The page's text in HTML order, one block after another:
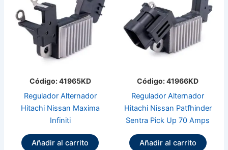
Código: 41965KD
Regulador Alternador
Hitachi Nissan Maxima
Infiniti
Añadir al carrito
Código: 41966KD
Regulador Alternador
Hitachi Nissan Patfhinder
Sentra Pick Up 70 Amps
Añadir al carrito